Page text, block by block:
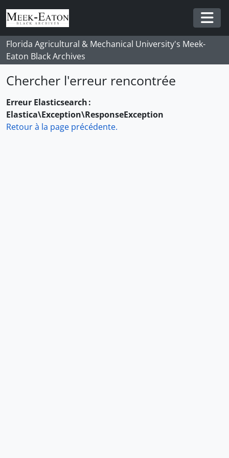
Skip to main content
Florida Agricultural & Mechanical University's Meek-
Eaton Black Archives
Chercher l'erreur rencontrée
Erreur Elasticsearch :
Elastica\Exception\ResponseException
Retour à la page précédente.